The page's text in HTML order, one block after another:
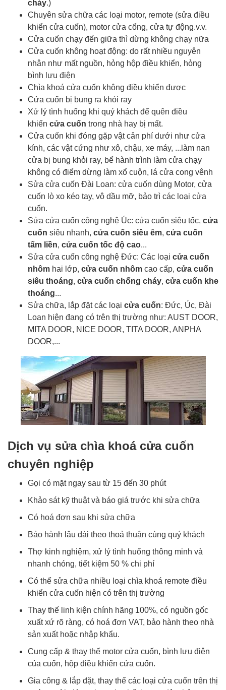
cháy.)
Chuyên sửa chữa các loại motor, remote (sửa điều
khiển cửa cuốn), motor cửa cổng, cửa tự động.v.v.
Cửa cuốn chạy đến giữa thì dừng không chạy nữa
Cửa cuốn không hoạt động: do rất nhiều nguyên
nhân như mất nguồn, hỏng hộp điều khiển, hỏng
bình lưu điện
Chìa khoá cửa cuốn không điều khiển được
Cửa cuốn bị bung ra khỏi ray
Xử lý tình huống khi quý khách để quên điều
khiển cửa cuốn trong nhà hay bị mất.
Cửa cuốn khi đóng gặp vật cản phí dưới như cửa
kính, các vật cứng như xô, chậu, xe máy, ...làm nan
cửa bị bung khỏi ray, bể hành trình làm cửa chạy
không có điểm dừng làm xổ cuộn, lá cửa cong vênh
Sửa cửa cuốn Đài Loan: cửa cuốn dùng Motor, cửa
cuốn lò xo kéo tay, vô dầu mỡ, bảo trì các loại cửa
cuốn.
Sửa cửa cuốn công nghệ Úc: cửa cuốn siêu tốc, cửa
cuốn siêu nhanh, cửa cuốn siêu êm, cửa cuốn
tấm liền, cửa cuốn tốc độ cao...
Sửa cửa cuốn công nghệ Đức: Các loại cửa cuốn
nhôm hai lớp, cửa cuốn nhôm cao cấp, cửa cuốn
siêu thoáng, cửa cuốn chống cháy, cửa cuốn khe
thoáng...
Sửa chữa, lắp đặt các loại cửa cuốn: Đức, Úc, Đài
Loan hiện đang có trên thị trường như: AUST DOOR,
MITA DOOR, NICE DOOR, TITA DOOR, ANPHA
DOOR,...
Dịch vụ sửa chìa khoá cửa cuốn
chuyên nghiệp
Gọi có mặt ngay sau từ 15 đến 30 phút
Khảo sát kỹ thuật và báo giá trước khi sửa chữa
Có hoá đơn sau khi sửa chữa
Bảo hành lâu dài theo thoả thuận cùng quý khách
Thợ kinh nghiệm, xử lý tình huống thông minh và
nhanh chóng, tiết kiệm 50 % chi phí
Có thể sửa chữa nhiều loại chìa khoá remote điều
khiển cửa cuốn hiện có trên thị trường
Thay thế linh kiện chính hãng 100%, có nguồn gốc
xuất xứ rõ ràng, có hoá đơn VAT, bảo hành theo nhà
sản xuất hoặc nhập khẩu.
Cung cấp & thay thế motor cửa cuốn, bình lưu điện
của cuốn, hộp điều khiển cửa cuốn.
Gia công & lắp đặt, thay thế các loại cửa cuốn trên thị